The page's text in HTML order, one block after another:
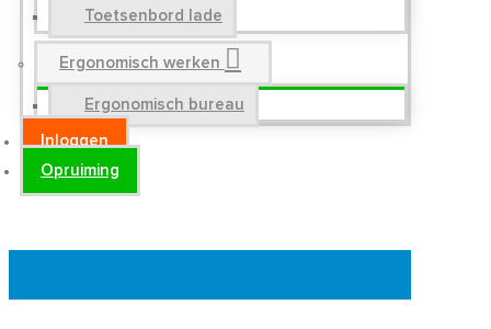
Toetsenbord lade
Ergonomisch werken
Ergonomisch bureau
Inloggen
Opruiming